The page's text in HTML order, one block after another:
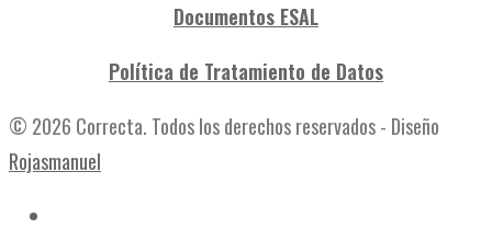
Documentos ESAL
Política de Tratamiento de Datos
© 2026 Correcta. Todos los derechos reservados - Diseño
Rojasmanuel